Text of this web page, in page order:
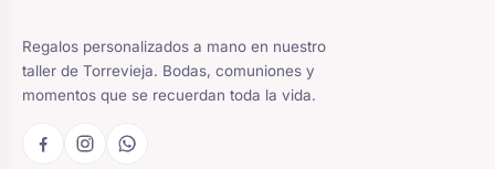
Regalos personalizados a mano en nuestro
taller de Torrevieja. Bodas, comuniones y
momentos que se recuerdan toda la vida.